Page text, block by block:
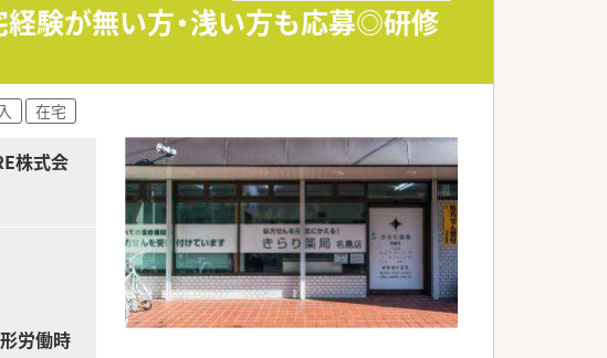
験が無い方・浅い方も応募◎研修
在宅
株式会
労働時